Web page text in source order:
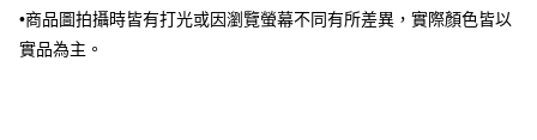
台新國際商業銀行
中國信託商業銀行
台灣樂天信用卡公司
元大商業銀行
永豐商業銀行
玉山商業銀行
Google Pay
•商品圖拍攝時皆有打光或因瀏覽螢幕不同有所差異，實際顏色皆以
實品為主。